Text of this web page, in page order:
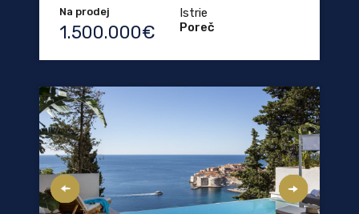
Na prodej
1.500.000€
Istrie
Poreč